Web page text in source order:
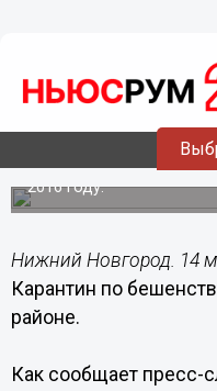
14.03.201609:04
Карантин по
Сергачском
Это первый случай
2016 году.
Нижний Новгород. 14
Карантин по
районе.
Как сообщает пресс-